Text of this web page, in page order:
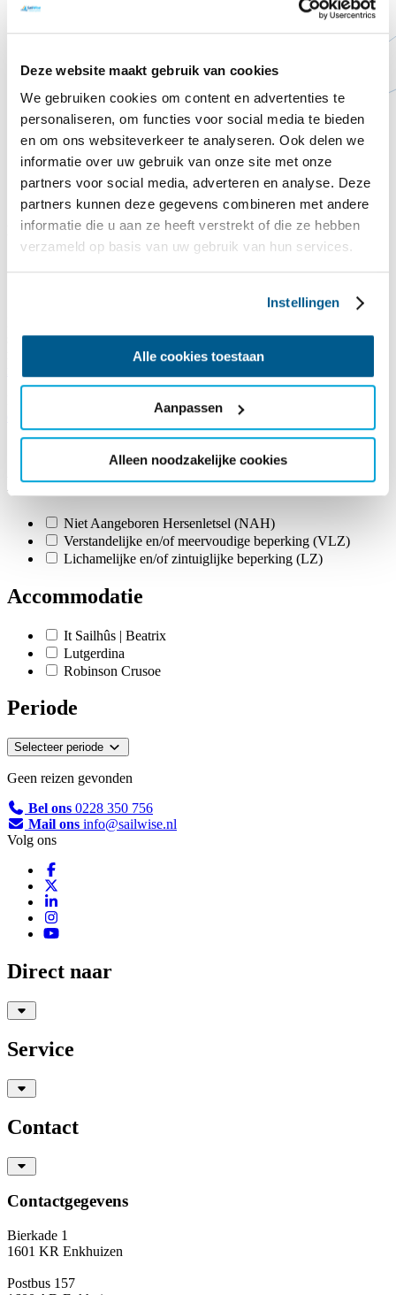
Deze website maakt gebruik van cookies
We gebruiken cookies om content en advertenties te
personaliseren, om functies voor social media te bieden
en om ons websiteverkeer te analyseren. Ook delen we
informatie over uw gebruik van onze site met onze
partners voor social media, adverteren en analyse. Deze
partners kunnen deze gegevens combineren met andere
informatie die u aan ze heeft verstrekt of die ze hebben
verzameld op basis van uw gebruik van hun services.
Instellingen
Alle cookies toestaan
Aanpassen
Alleen noodzakelijke cookies
Reisaanbod 2026
Informatiezeilvakantiebekeken? ✅
staan, is jouw eigen bijdrage. De meerkosten voor de reis zijn voor
rekening van SailWise. Wil je daar meer over weten,
Boek je voor een hele groep,
Beperkingen
Niet Aangeboren Hersenletsel (NAH)
Verstandelijke en/of meervoudige beperking (VLZ)
Lichamelijke en/of zintuiglijke beperking (LZ)
Accommodatie
It Sailhûs | Beatrix
Lutgerdina
Robinson Crusoe
Periode
Selecteer periode
Geen reizen gevonden
Bel ons 0228 350 756
Mail ons info@sailwise.nl
Volg ons
Direct naar
Service
Contact
Contactgegevens
Bierkade 1
1601 KR Enkhuizen
Postbus 157